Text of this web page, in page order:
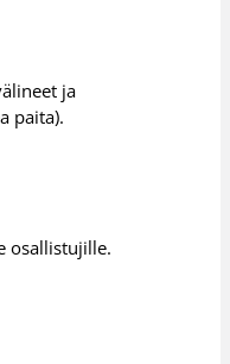
ja
paita).
osallistujille.